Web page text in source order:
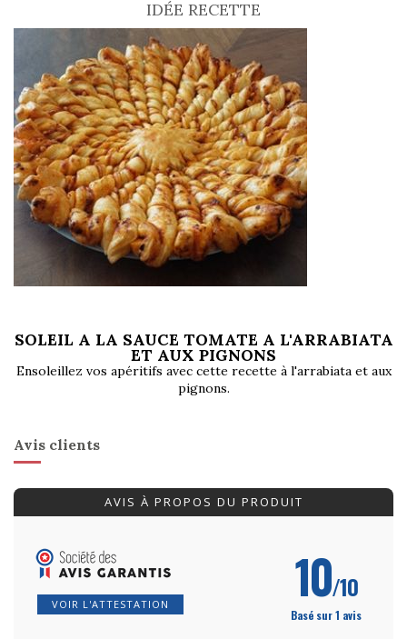
IDÉE RECETTE
SOLEIL A LA SAUCE TOMATE A L'ARRABIATA
ET AUX PIGNONS
Ensoleillez vos apéritifs avec cette recette à l'arrabiata et aux
pignons.
Avis clients
AVIS À PROPOS DU PRODUIT
VOIR L'ATTESTATION 10/10
Basé sur 1 avis